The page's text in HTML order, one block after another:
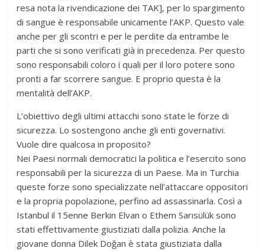
resa nota la rivendicazione dei TAK], per lo spargimento
di sangue è responsabile unicamente l’AKP. Questo vale
anche per gli scontri e per le perdite da entrambe le
parti che si sono verificati già in precedenza. Per questo
sono responsabili coloro i quali per il loro potere sono
pronti a far scorrere sangue. E proprio questa è la
mentalità dell’AKP.
L’obiettivo degli ultimi attacchi sono state le forze di
sicurezza. Lo sostengono anche gli enti governativi.
Vuole dire qualcosa in proposito?
Nei Paesi normali democratici la politica e l’esercito sono
responsabili per la sicurezza di un Paese. Ma in Turchia
queste forze sono specializzate nell’attaccare oppositori
e la propria popolazione, perfino ad assassinarla. Così a
Istanbul il 15enne Berkin Elvan o Ethem Sarısülük sono
stati effettivamente giustiziati dalla polizia. Anche la
giovane donna Dilek Doğan è stata giustiziata dalla